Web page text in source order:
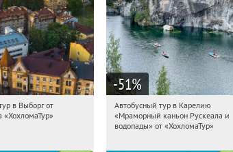
Купили:
в Выборг от
«ХохломаТур»
-51%
11:47:40 Купили:
Сенная площадь
Автобусный тур в Карелию
«Мраморный каньон Рускеала и
водопады» от «ХохломаТур»